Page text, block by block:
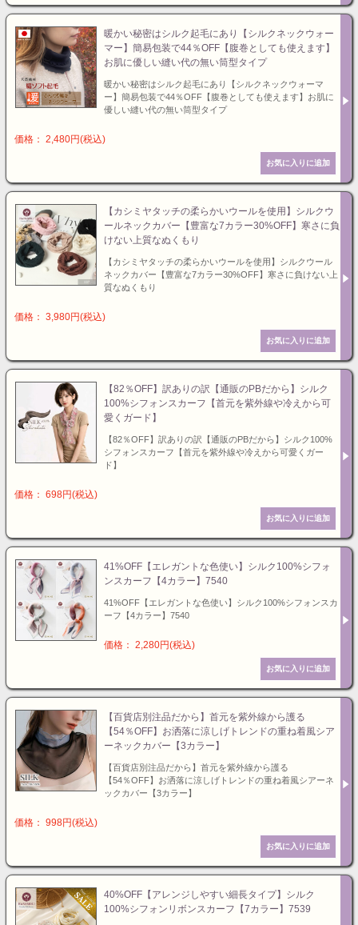
暖かい秘密はシルク起毛にあり【シルクネックウォー
マー】簡易包装で44％OFF【腹巻としても使えます】
お肌に優しい縫い代の無い筒型タイプ
暖かい秘密はシルク起毛にあり【シルクネックウォーマ
ー】簡易包装で44％OFF【腹巻としても使えます】お肌に
優しい縫い代の無い筒型タイプ
価格： 2,480円(税込)
【カシミヤタッチの柔らかいウールを使用】シルクウ
ールネックカバー【豊富な7カラー30%OFF】寒さに負
けない上質なぬくもり
【カシミヤタッチの柔らかいウールを使用】シルクウール
ネックカバー【豊富な7カラー30%OFF】寒さに負けない上
質なぬくもり
価格： 3,980円(税込)
【82％OFF】訳ありの訳【通販のPBだから】シルク
100%シフォンスカーフ【首元を紫外線や冷えから可
愛くガード】
【82％OFF】訳ありの訳【通販のPBだから】シルク100%
シフォンスカーフ【首元を紫外線や冷えから可愛くガー
ド】
価格： 698円(税込)
41%OFF【エレガントな色使い】シルク100%シフォ
ンスカーフ【4カラー】7540
41%OFF【エレガントな色使い】シルク100%シフォンスカ
ーフ【4カラー】7540
価格： 2,280円(税込)
【百貨店別注品だから】首元を紫外線から護る
【54％OFF】お洒落に涼しげトレンドの重ね着風シア
ーネックカバー【3カラー】
【百貨店別注品だから】首元を紫外線から護る
【54％OFF】お洒落に涼しげトレンドの重ね着風シアーネ
ックカバー【3カラー】
価格： 998円(税込)
40%OFF【アレンジしやすい細長タイプ】シルク
100%シフォンリボンスカーフ【7カラー】7539